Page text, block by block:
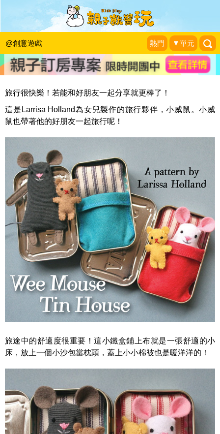
@創意遊戲 熱門 ▼單元
《親子良品》口袋小威鼠- 旅行中的好
夥伴
KidsPlay編輯室|2013-09-18
旅行很快樂！若能和好朋友一起分享就更棒了！
這是Larrisa Holland為女兒製作的旅行夥伴，小威鼠。小威
鼠也帶著他的好朋友一起旅行呢！
旅途中的舒適度很重要！這小鐵盒鋪上布就是一張舒適的小
床，放上一個小沙包當枕頭，蓋上小小棉被也是暖洋洋的！